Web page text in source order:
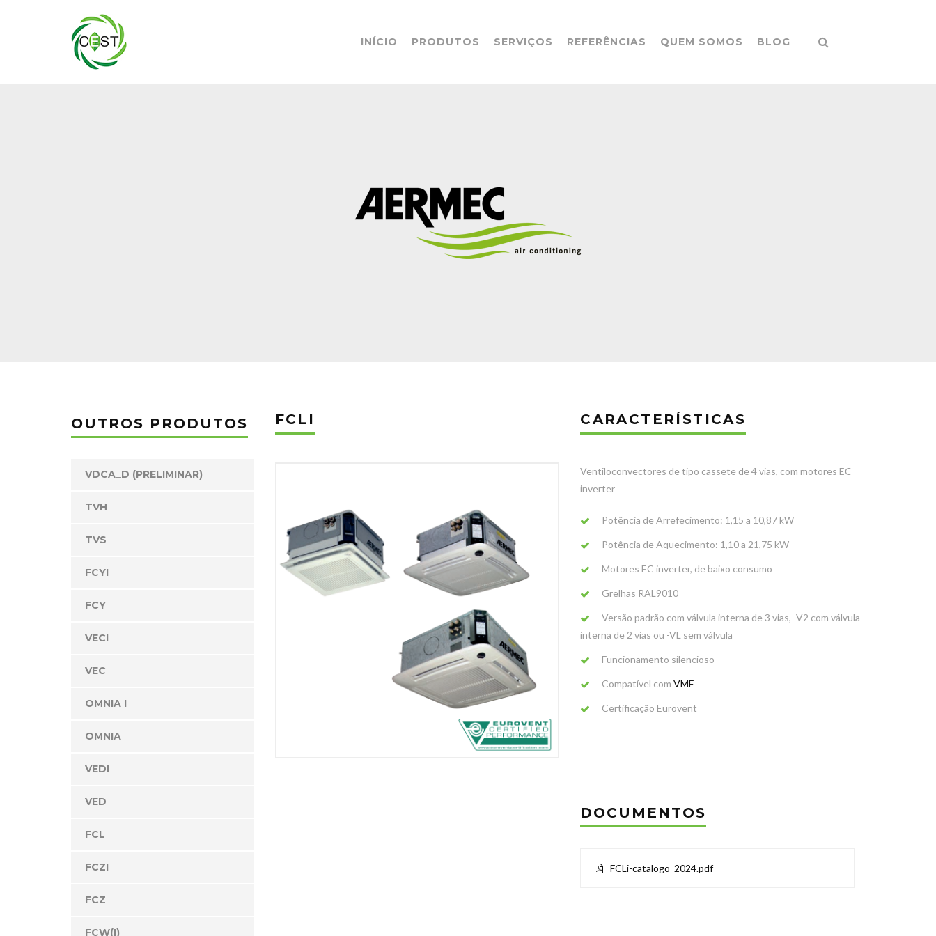
INÍCIO PRODUTOS SERVIÇOS REFERÊNCIAS QUEM SOMOS BLOG
OUTROS PRODUTOS
VDCA_D (PRELIMINAR)
TVH
TVS
FCYI
FCY
VECI
VEC
OMNIA I
OMNIA
VEDI
VED
FCL
FCZI
FCZ
FCW(I)
FCLI CARACTERÍSTICAS
Ventiloconvectores de tipo cassete de 4 vias, com motores EC
inverter
Potência de Arrefecimento: 1,15 a 10,87 kW
Potência de Aquecimento: 1,10 a 21,75 kW
Motores EC inverter, de baixo consumo
Grelhas RAL9010
Versão padrão com válvula interna de 3 vias, -V2 com válvula
interna de 2 vias ou -VL sem válvula
Funcionamento silencioso
Compatível com VMF
Certificação Eurovent
DOCUMENTOS
FCLi-catalogo_2024.pdf